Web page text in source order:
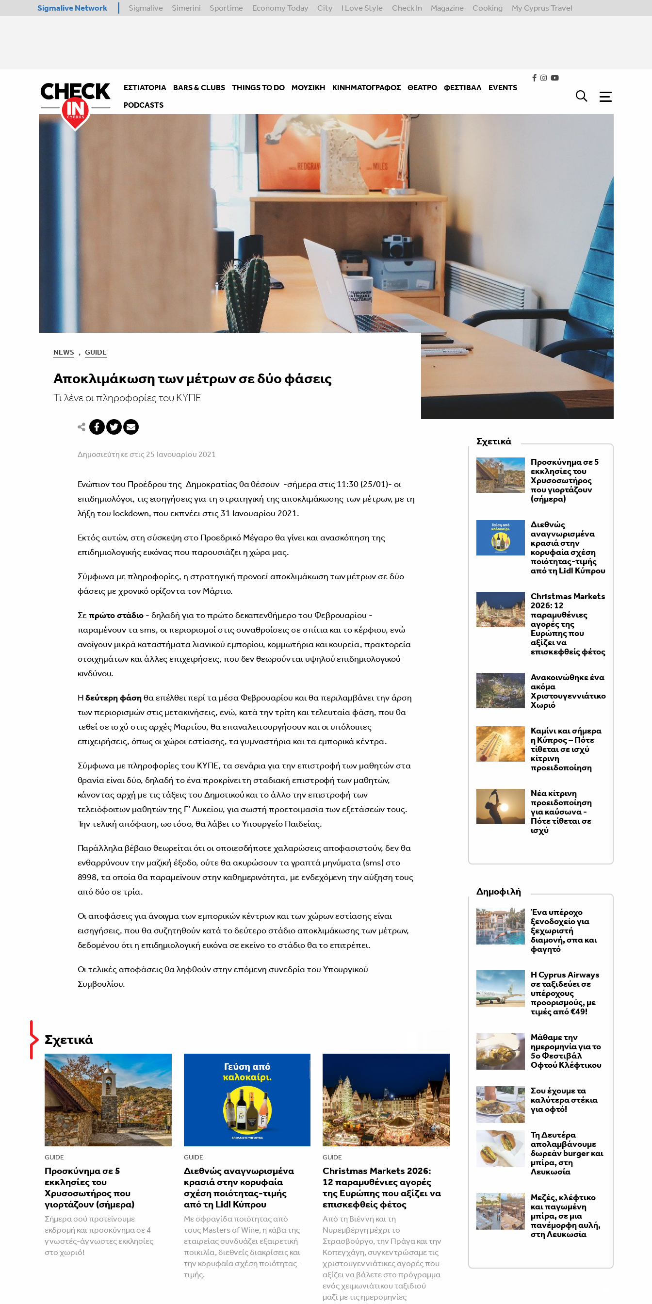
Sigmalive Network Sigmalive Simerini Sportime Economy Today City I Love Style Check In Magazine Cooking My Cyprus Travel
ΕΣΤΙΑΤΌΡΙΑ BARS & CLUBS THINGS TO DO ΜΟΥΣΙΚΉ ΚΙΝΗΜΑΤΟΓΡΆΦΟΣ ΘΈΑΤΡΟ ΦΕΣΤΙΒΑΛ
EVENTS
PODCASTS
NEWS , GUIDE
Αποκλιμάκωση των μέτρων σε δύο φάσεις
Τι λένε οι πληροφορίες του ΚΥΠΕ
Δημοσιεύτηκε στις 25 Ιανουαρίου 2021
Ενώπιον του Προέδρου της Δημοκρατίας θα θέσουν -σήμερα στις 11:30 (25/01)- οι
επιδημιολόγοι, τις εισηγήσεις για τη στρατηγική της αποκλιμάκωσης των μέτρων, με τη
λήξη του lockdown, που εκπνέει στις 31 Ιανουαρίου 2021.
Εκτός αυτών, στη σύσκεψη στο Προεδρικό Μέγαρο θα γίνει και ανασκόπηση της
επιδημιολογικής εικόνας που παρουσιάζει η χώρα μας.
Σύμφωνα με πληροφορίες, η στρατηγική προνοεί αποκλιμάκωση των μέτρων σε δύο
φάσεις με χρονικό ορίζοντα τον Μάρτιο.
Σεπρώτο στάδιο- δηλαδή για το πρώτο δεκαπενθήμερο του Φεβρουαρίου -
παραμένουν τα sms, οι περιορισμοί στις συναθροίσεις σε σπίτια και το κέρφιου, ενώ
ανοίγουν μικρά καταστήματα λιανικού εμπορίου, κομμωτήρια και κουρεία, πρακτορεία
στοιχημάτων και άλλες επιχειρήσεις, που δεν θεωρούνται υψηλού επιδημιολογικού
κινδύνου.
Ηδεύτερη φάσηθα επέλθει περί τα μέσα Φεβρουαρίου και θα περιλαμβάνει την άρση
των περιορισμών στις μετακινήσεις, ενώ, κατά την τρίτη και τελευταία φάση, που θα
τεθεί σε ισχύ στις αρχές Μαρτίου, θα επαναλειτουργήσουν και οι υπόλοιπες
επιχειρήσεις, όπως οι χώροι εστίασης, τα γυμναστήρια και τα εμπορικά κέντρα.
Σύμφωνα με πληροφορίες του ΚΥΠΕ, τα σενάρια για την επιστροφή των μαθητών στα
θρανία είναι δύο, δηλαδή το ένα προκρίνει τη σταδιακή επιστροφή των μαθητών,
κάνοντας αρχή με τις τάξεις του Δημοτικού και το άλλο την επιστροφή των
τελειόφοιτων μαθητών της Γ’ Λυκείου, για σωστή προετοιμασία των εξετάσεών τους.
Την τελική απόφαση, ωστόσο, θα λάβει το Υπουργείο Παιδείας.
Παράλληλα βέβαιο θεωρείται ότι οι οποιεσδήποτε χαλαρώσεις αποφασιστούν, δεν θα
ενθαρρύνουν την μαζική έξοδο, ούτε θα ακυρώσουν τα γραπτά μηνύματα (sms) στο
8998, τα οποία θα παραμείνουν στην καθημερινότητα, με ενδεχόμενη την αύξηση τους
από δύο σε τρία.
Οι αποφάσεις για άνοιγμα των εμπορικών κέντρων και των χώρων εστίασης είναι
εισηγήσεις, που θα συζητηθούν κατά το δεύτερο στάδιο αποκλιμάκωσης των μέτρων,
δεδομένου ότι η επιδημιολογική εικόνα σε εκείνο το στάδιο θα το επιτρέπει.
Οι τελικές αποφάσεις θα ληφθούν στην επόμενη συνεδρία του Υπουργικού
Συμβουλίου.
Σχετικά
GUIDE
Προσκύνημα σε 5
εκκλησίες του
Χρυσοσωτήρος που
γιορτάζουν (σήμερα)
Σήμερα σού προτείνουμε
εκδρομή και προσκύνημα σε 4
γνωστές-άγνωστες εκκλησίες
στο χωριό!
GUIDE
Διεθνώς αναγνωρισμένα
κρασιά στην κορυφαία
σχέση ποιότητας-τιμής
από τη Lidl Κύπρου
Με σφραγίδα ποιότητας από
τους Masters of Wine, η κάβα της
εταιρείας συνδυάζει εξαιρετική
ποικιλία, διεθνείς διακρίσεις και
την κορυφαία σχέση ποιότητας-
τιμής.
GUIDE
Christmas Markets 2026:
12 παραμυθένιες αγορές
της Ευρώπης που αξίζει να
επισκεφθείς φέτος
Από τη Βιέννη και τη
Νυρεμβέργη μέχρι το
Στρασβούργο, την Πράγα και την
Κοπεγχάγη, συγκεντρώσαμε τις
χριστουγεννιάτικες αγορές που
αξίζει να βάλετε στο πρόγραμμα
ενός χειμωνιάτικου ταξιδιού
μαζί με τις ημερομηνίες
Σχετικά
Προσκύνημα σε 5
εκκλησίες του
Χρυσοσωτήρος
που γιορτάζουν
(σήμερα)
Διεθνώς
αναγνωρισμένα
κρασιά στην
κορυφαία σχέση
ποιότητας-τιμής
από τη Lidl Κύπρου
Christmas Markets
2026: 12
παραμυθένιες
αγορές της
Ευρώπης που
αξίζει να
επισκεφθείς φέτος
Ανακοινώθηκε ένα
ακόμα
Χριστουγεννιάτικο
Χωριό
Καμίνι και σήμερα
η Κύπρος – Πότε
τίθεται σε ισχύ
κίτρινη
προειδοποίηση
Νέα κίτρινη
προειδοποίηση
για καύσωνα -
Πότε τίθεται σε
ισχύ
Δημοφιλή
Ένα υπέροχο
ξενοδοχείο για
ξεχωριστή
διαμονή, σπα και
φαγητό
H Cyprus Airways
σε ταξιδεύει σε
υπέροχους
προορισμούς, με
τιμές από €49!
Μάθαμε την
ημερομηνία για το
5ο Φεστιβάλ
Οφτού Κλέφτικου
Σου έχουμε τα
καλύτερα στέκια
για οφτό!
Τη Δευτέρα
απολαμβάνουμε
δωρεάν burger και
μπίρα, στη
Λευκωσία
Μεζές, κλέφτικο
και παγωμένη
μπίρα, σε μια
πανέμορφη αυλή,
στη Λευκωσία